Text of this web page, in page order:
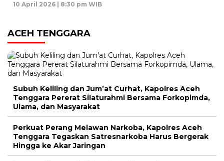
10 April 2026 | 8:30 pm WIB
ACEH TENGGARA
Subuh Keliling dan Jum’at Curhat, Kapolres Aceh
Tenggara Pererat Silaturahmi Bersama Forkopimda,
Ulama, dan Masyarakat
Perkuat Perang Melawan Narkoba, Kapolres Aceh
Tenggara Tegaskan Satresnarkoba Harus Bergerak
Hingga ke Akar Jaringan